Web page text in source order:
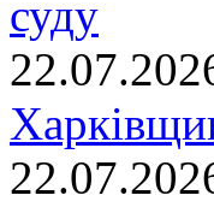
суду